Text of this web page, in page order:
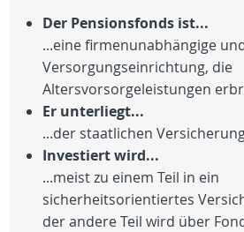
Der Pensionsfonds ist...
...eine firmenunabhängige
Versorgungseinrichtung, die
Altersvorsorgeleistungen
Er unterliegt...
...der staatlichen
Investiert wird...
...meist zu einem Teil in ein
sicherheitsorientiertes
der andere Teil wird über